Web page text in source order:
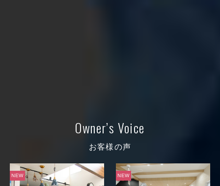
Owner’s Voice
お客様の声
NEW NEW